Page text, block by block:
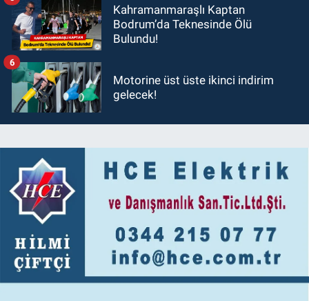
Kahramanmaraşlı Kaptan
Bodrum’da Teknesinde Ölü
Bulundu!
Motorine üst üste ikinci indirim
gelecek!
6